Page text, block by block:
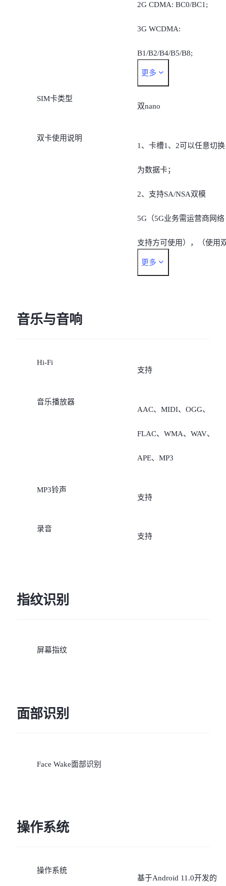
2G CDMA: BC0/BC1;
3G WCDMA:
B1/B2/B4/B5/B8;
3G CDMA2000: BC0/BC1;
4G TDD-LTE:
4G FDD-LTE:
FDD:B1/B2/B3/B4/B7/B8/B
12/B17/B20/B26(B5/B18/
9)/B28;
5G:
当地运营商以及您所在的
更多
SIM卡类型
双nano
双卡使用说明
1、卡槽1、2可以任意切换
为数据卡；
2、支持SA/NSA双模
5G（5G业务需运营商网络
支持方可使用），（使用
卡时数据卡支持支持
5G/4G/3G/2G、电信2G/4G
5G（需要开通VoLTE业
务）”；
5G/4G/2G、联通
更多
音乐与音响
Hi-Fi
支持
音乐播放器
AAC、MIDI、OGG、
FLAC、WMA、WAV、
APE、MP3
MP3铃声
支持
录音
支持
指纹识别
屏幕指纹
面部识别
Face Wake面部识别
操作系统
操作系统
基于Android 11.0开发的